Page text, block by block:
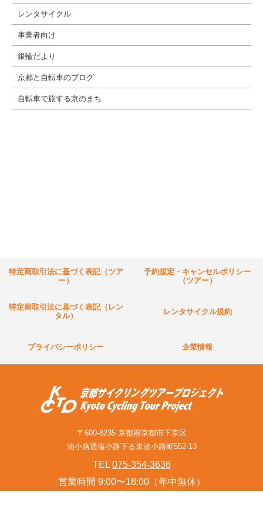
レンタサイクル
事業者向け
銀輪だより
京都と自転車のブログ
自転車で旅する京のまち
特定商取引法に基づく表記（ツア
ー）
予約規定・キャンセルポリシー
（ツアー）
特定商取引法に基づく表記（レン
タル）
レンタサイクル規約
プライバシーポリシー 企業情報
〒600-8235 京都府京都市下京区
油小路通塩小路下る東油小路町552-13
TEL 075-354-3636
営業時間 9:00〜18:00（年中無休）